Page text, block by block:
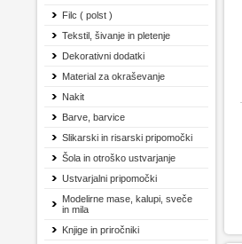
Filc ( polst )
Tekstil, šivanje in pletenje
Dekorativni dodatki
Material za okraševanje
Nakit
Barve, barvice
Slikarski in risarski pripomočki
Šola in otroško ustvarjanje
Ustvarjalni pripomočki
Modelirne mase, kalupi, sveče
in mila
Knjige in priročniki